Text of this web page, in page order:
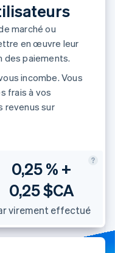
l’infrastructure
marché ou
en œuvre leur
paiements.
incombe. Vous
frais à vos
revenus sur
0,25 % +
0,25 $CA
virement effectué